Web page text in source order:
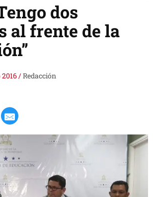
dos
al frente de la
/Redacción